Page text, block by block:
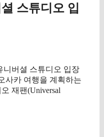
스튜디오 입
니버셜 스튜디오 입장
사카 여행을 계획하는
재팬(Universal